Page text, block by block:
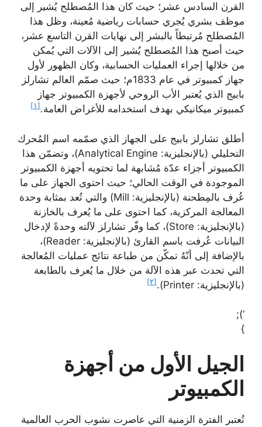
القرن السادس عشر؛ حيث كان هذا المُصطلح يُشير إلى
موظف بشري يُجري حسابات رياضية مُعينة، وظل هذا
المُصطلح مُرتبطاً بالبشر إلى نهايات القرن التاسع عشر،
حيث أصبح هذا المُصطلح يُشير إلى الآلات التي يُمكن
من خلالها إجراء العمليات الحسابية، وكان الظهور لأول
جهاز كمبيوتر في عام 1833م؛ حيث صمّم العالم تشارلز
بابيج الذي يُعتبر الأب الروحي لأجهزة الكمبيوتر جهاز
كمبيوتر ميكانيكي بهدف استخدامه للأغراض العامة. [١]
أطلق تشارلز بابيج على الجهاز الذي صمّمه اسم المُحرك
التحليلي (بالإنجليزية: Analytical Engine)، وتضمّن هذا
الكمبيوتر أجزاء عدّة مُشابهة لما تحتويه أجهزة الكمبيوتر
الموجودة في الوقت الحالي؛ حيث احتوى الجهاز على ما
عُرف بالمِطحنة (بالإنجليزية: Mill) والتي تُعد بمثابة وحدة
المعالجة المركزية، كما احتوى على ما يُعرف بالخازنة
(بالإنجليزية: Store)، كما وفّر تشارلز لآلته وحدةً لإدخال
البيانات عُرفت باسم القارئ (بالإنجليزية: Reader)،
بالإضافة إلى أنّهُ تمكّن من طباعة نتائج عمليات المُعالجة
التي تحدث عبر هذه الآلة من خلال ما يُعرف بالطابعة
(بالإنجليزية: Printer).
[٢]
‘);
}
الجيل الأول من أجهزة
الكمبيوتر
تُعتبر الفترة الزمنية التي عاصرت نشوب الحرب العالمية